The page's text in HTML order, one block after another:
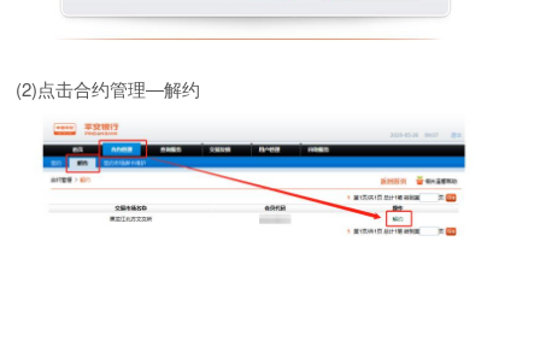
(2)点击合约管理—解约